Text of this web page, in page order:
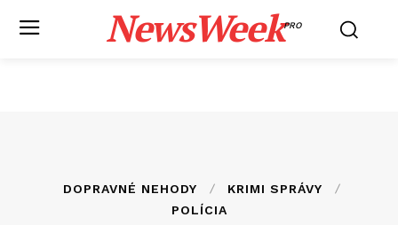
NewsWeekPRO
DOPRAVNÉ NEHODY
KRIMI SPRÁVY
POLÍCIA